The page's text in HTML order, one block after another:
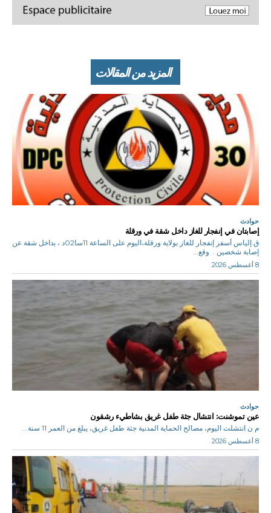
المزيد من المقالات
حوادث
إصابتان في إنفجار للغاز داخل شقة في ورقلة
ق.إلياس أسفر إنفجار للغاز بولاية ورقلة،اليوم على الساعة 11سا02د ، بداخل شقة عن
إصابة شخصين . وقع...
8 أغسطس 2026
حوادث
عين تموشنت: انتشال جثة طفل غريق بشاطيء رشقون
م ن انتشلت اليوم، مصالح الحماية المدنية جثة طفل غريق، يبلغ من العمر 11 سنة...
8 أغسطس 2026